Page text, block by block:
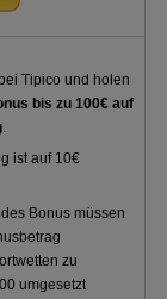
Tipico und holen
bis zu 100€ auf
.
ist auf 10€
Bonus müssen
zu
umgesetzt